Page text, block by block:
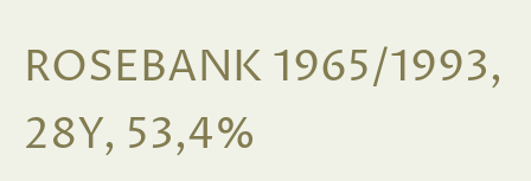
ROSEBANK 1965/1993,
28Y, 53,4%